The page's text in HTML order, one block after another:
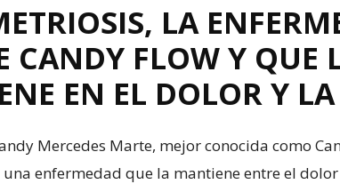
LA
CANDY FLOW Y QUE
EN EL DOLOR Y
Mercedes Marte, mejor conocida como
enfermedad que la mantiene entre el